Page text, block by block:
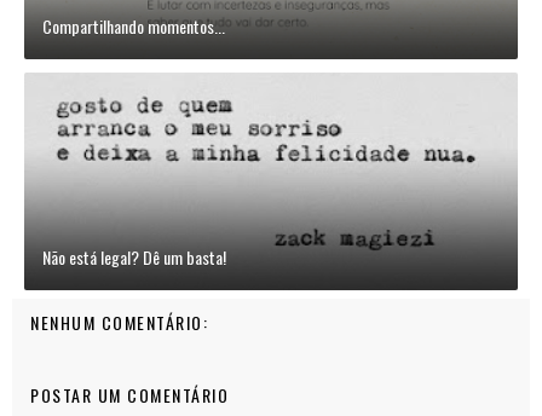
Compartilhando momentos...
Não está legal? Dê um basta!
NENHUM COMENTÁRIO:
POSTAR UM COMENTÁRIO